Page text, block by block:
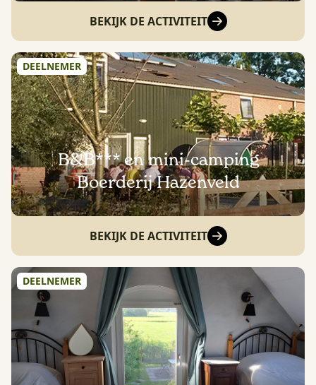
BEKIJK DE ACTIVITEIT
DEELNEMER
B&B*** en mini-camping
Boerderij Hazenveld
BEKIJK DE ACTIVITEIT
DEELNEMER